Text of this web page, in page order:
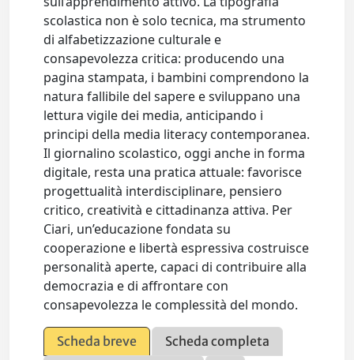
scolastica non è solo tecnica, ma strumento
di alfabetizzazione culturale e
consapevolezza critica: producendo una
pagina stampata, i bambini comprendono la
natura fallibile del sapere e sviluppano una
lettura vigile dei media, anticipando i
principi della media literacy contemporanea.
Il giornalino scolastico, oggi anche in forma
digitale, resta una pratica attuale: favorisce
progettualità interdisciplinare, pensiero
critico, creatività e cittadinanza attiva. Per
Ciari, un’educazione fondata su
cooperazione e libertà espressiva costruisce
personalità aperte, capaci di contribuire alla
democrazia e di affrontare con
consapevolezza le complessità del mondo.
Scheda breve
Scheda completa